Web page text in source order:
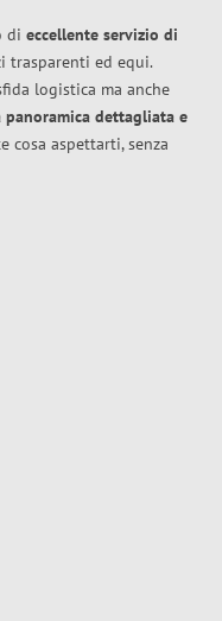
di eccellente servizio di
trasparenti ed equi.
logistica ma anche
panoramica dettagliata e
cosa aspettarti, senza